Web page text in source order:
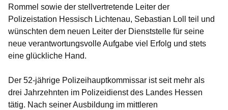
Rommel sowie der stellvertretende Leiter der
Polizeistation Hessisch Lichtenau, Sebastian Loll teil und
wünschten dem neuen Leiter der Dienststelle für seine
neue verantwortungsvolle Aufgabe viel Erfolg und stets
eine glückliche Hand.
Der 52-jährige Polizeihauptkommissar ist seit mehr als
drei Jahrzehnten im Polizeidienst des Landes Hessen
tätig. Nach seiner Ausbildung im mittleren